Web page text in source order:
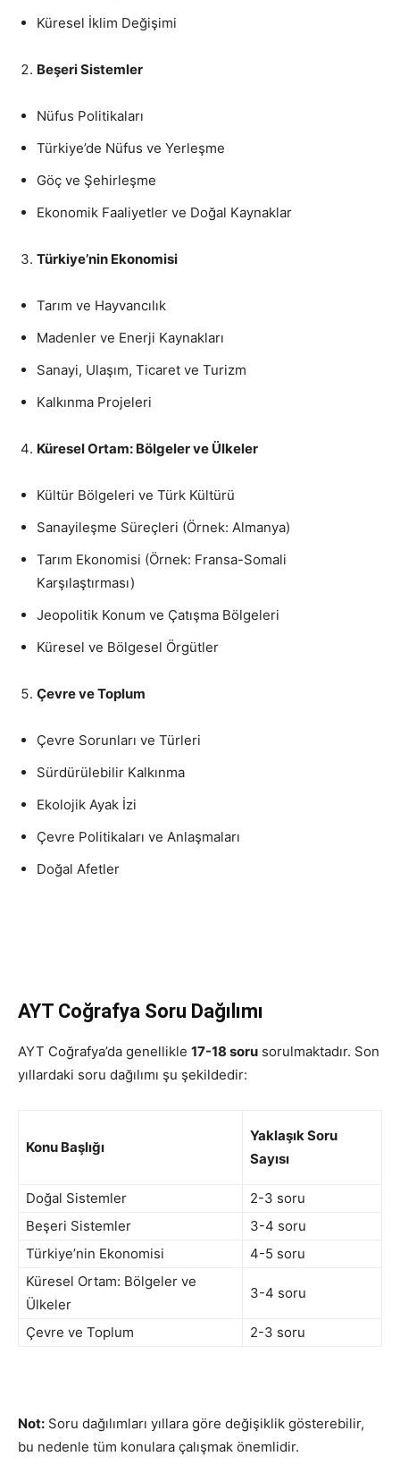
Küresel İklim Değişimi
Beşeri Sistemler
Nüfus Politikaları
Türkiye’de Nüfus ve Yerleşme
Göç ve Şehirleşme
Ekonomik Faaliyetler ve Doğal Kaynaklar
Türkiye’nin Ekonomisi
Tarım ve Hayvancılık
Madenler ve Enerji Kaynakları
Sanayi, Ulaşım, Ticaret ve Turizm
Kalkınma Projeleri
Küresel Ortam: Bölgeler ve Ülkeler
Kültür Bölgeleri ve Türk Kültürü
Sanayileşme Süreçleri (Örnek: Almanya)
Tarım Ekonomisi (Örnek: Fransa-Somali
Karşılaştırması)
Jeopolitik Konum ve Çatışma Bölgeleri
Küresel ve Bölgesel Örgütler
Çevre ve Toplum
Çevre Sorunları ve Türleri
Sürdürülebilir Kalkınma
Ekolojik Ayak İzi
Çevre Politikaları ve Anlaşmaları
Doğal Afetler
AYT Coğrafya Soru Dağılımı
AYT Coğrafya’da genellikle 17-18 soru sorulmaktadır. Son
yıllardaki soru dağılımı şu şekildedir:
Konu Başlığı
Yaklaşık Soru
Sayısı
Doğal Sistemler
2-3 soru
Beşeri Sistemler
3-4 soru
Türkiye’nin Ekonomisi
4-5 soru
Küresel Ortam: Bölgeler ve
Ülkeler
3-4 soru
Çevre ve Toplum 2-3 soru
Not: Soru dağılımları yıllara göre değişiklik gösterebilir,
bu nedenle tüm konulara çalışmak önemlidir.